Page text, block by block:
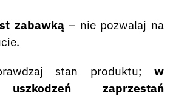
zabawką– nie pozwalaj na
stan produktu; w
zaprzestań